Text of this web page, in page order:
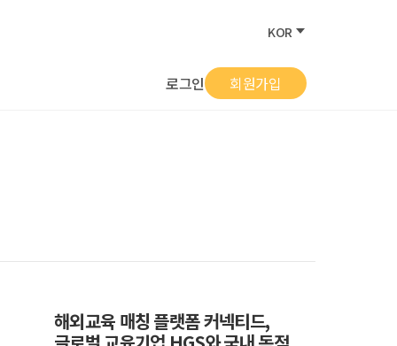
KOR
로그인 회원가입
해외교육 매칭 플랫폼 커넥티드,